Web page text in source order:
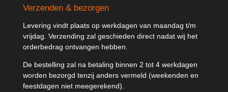
Verzenden & bezorgen
Levering vindt plaats op werkdagen van maandag t/m
vrijdag. Verzending zal geschieden direct nadat wij het
orderbedrag ontvangen hebben.
De bestelling zal na betaling binnen 2 tot 4 werkdagen
worden bezorgd tenzij anders vermeld (weekenden en
feestdagen niet meegerekend).